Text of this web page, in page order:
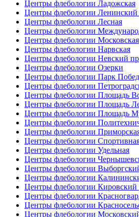
Центры флебологии Ладожская
Центры флебологии Ленинский
Центры флебологии Лесная
Центры флебологии
Центры флебологии Московская
Центры флебологии Нарвская
Центры флебологии Невский
Центры флебологии Озерки
Центры флебологии Парк
Центры флебологии
Центры флебологии Площадь
Центры флебологии Площадь
Центры флебологии Площадь
Центры флебологии
Центры флебологии
Центры флебологии
Центры флебологии Удельная
Центры флебологии
Центры флебологии
Центры флебологии
Центры флебологии Кировский
Центры флебологии
Центры флебологии
Центры флебологии